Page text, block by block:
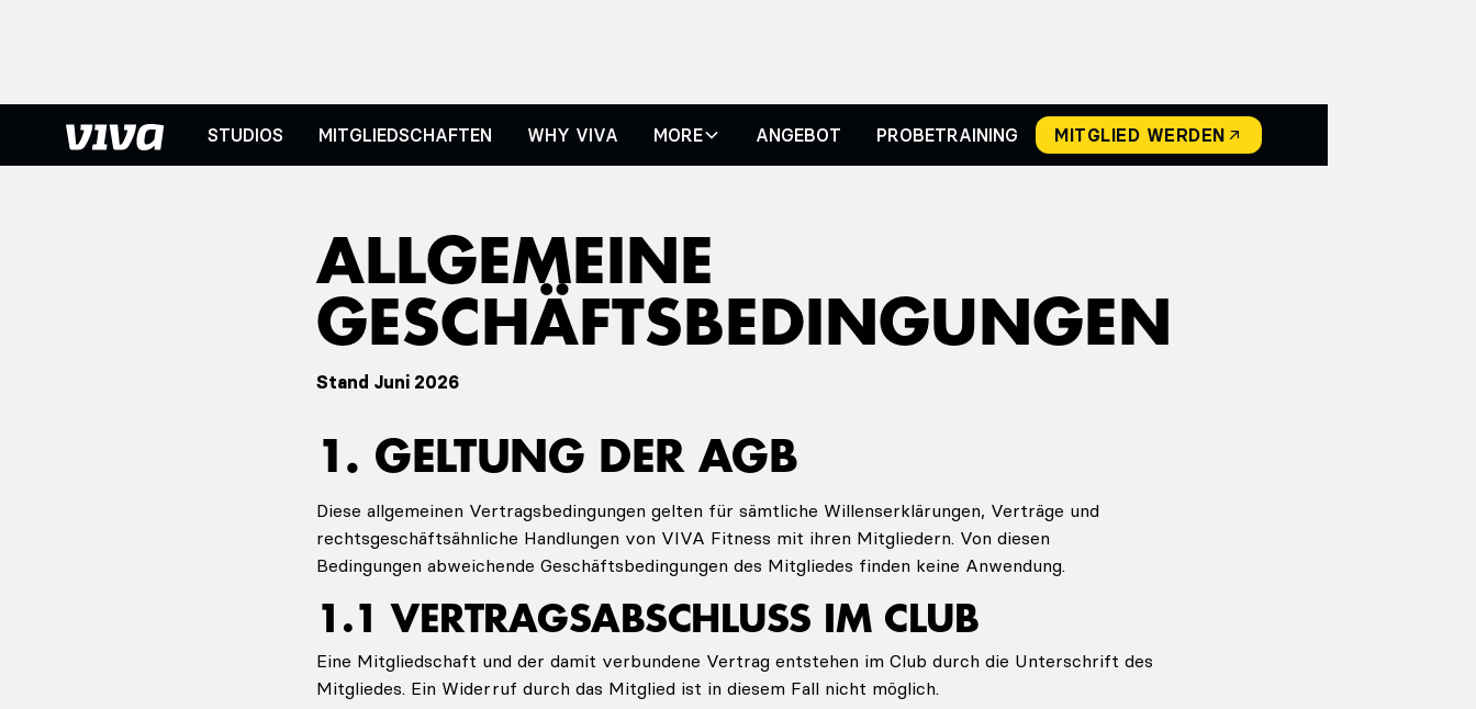
STUDIOS MITGLIEDSCHAFTEN WHY VIVA MORE ANGEBOT PROBETRAINING MITGLIED WERDEN
ALLGEMEINE
GESCHÄFTSBEDINGUNGEN
Stand Juni 2026
1. GELTUNG DER AGB
Diese allgemeinen Vertragsbedingungen gelten für sämtliche Willenserklärungen, Verträge und
rechtsgeschäftsähnliche Handlungen von VIVA Fitness mit ihren Mitgliedern. Von diesen
Bedingungen abweichende Geschäftsbedingungen des Mitgliedes finden keine Anwendung.
1.1 VERTRAGSABSCHLUSS IM CLUB
Eine Mitgliedschaft und der damit verbundene Vertrag entstehen im Club durch die Unterschrift des
Mitgliedes. Ein Widerruf durch das Mitglied ist in diesem Fall nicht möglich.